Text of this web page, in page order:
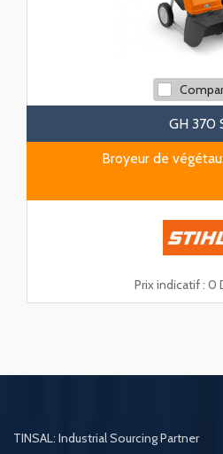
GH 370
Broyeur de
Prix indicatif : 0
TINSAL: Industrial Sourcing Partner